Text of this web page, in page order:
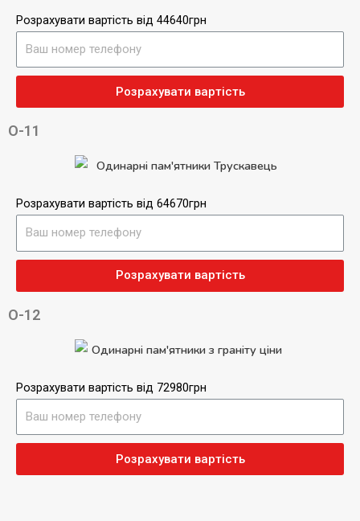
Розрахувати вартість від 44640грн
Розрахувати вартість
О-11
Розрахувати вартість від 64670грн
Розрахувати вартість
О-12
Розрахувати вартість від 72980грн
Розрахувати вартість